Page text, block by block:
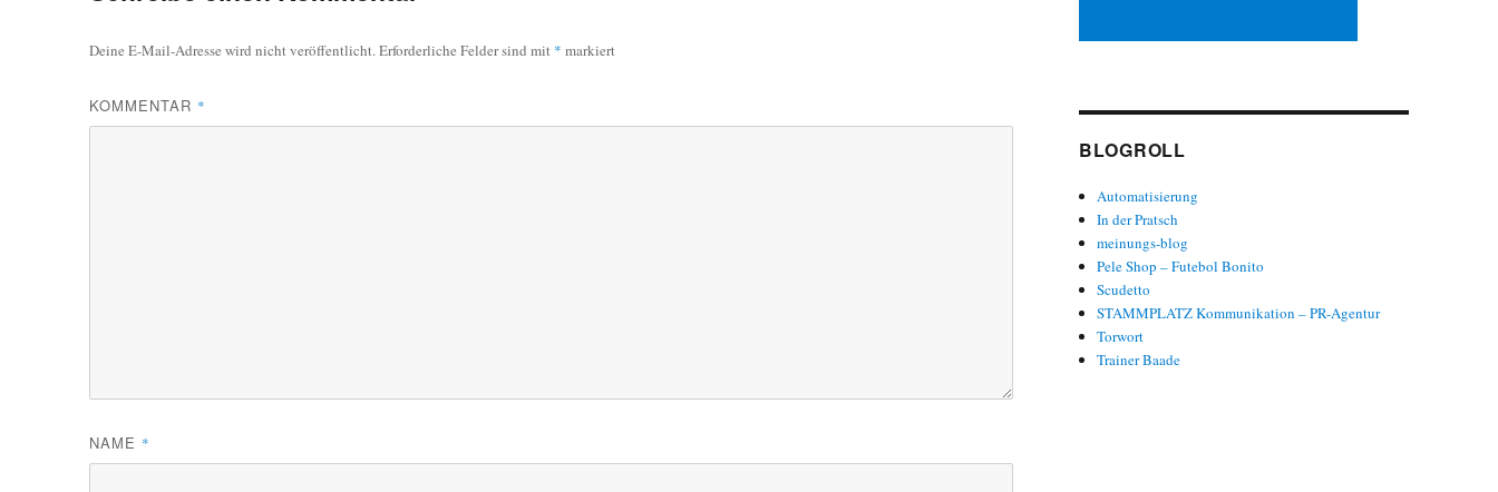
Deine E-Mail-Adresse wird nicht veröffentlicht.Erforderliche Felder sind mit * markiert
KOMMENTAR *
NAME *
BLOGROLL
Automatisierung
In der Pratsch
meinungs-blog
Pele Shop – Futebol Bonito
Scudetto
STAMMPLATZ Kommunikation – PR-Agentur
Torwort
Trainer Baade